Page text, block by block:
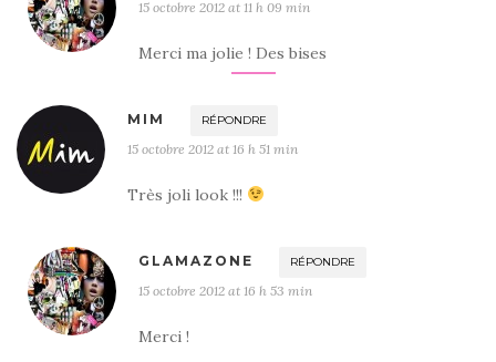
15 octobre 2012 at 11 h 09 min
Merci ma jolie ! Des bises
MIM RÉPONDRE
15 octobre 2012 at 16 h 51 min
Très joli look !!!
GLAMAZONE RÉPONDRE
15 octobre 2012 at 16 h 53 min
Merci !